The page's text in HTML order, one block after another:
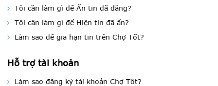
Tôi cần làm gì để Ẩn tin đã đăng?
Tôi cần làm gì để Hiện tin đã ẩn?
Làm sao để gia hạn tin trên Chợ Tốt?
Hỗ trợ tài khoản
Làm sao đăng ký tài khoản Chợ Tốt?